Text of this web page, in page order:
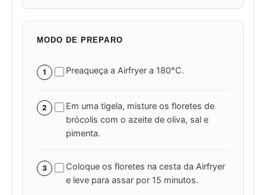
MODO DE PREPARO
1 Preaqueça a Airfryer a 180°C.
2
Em uma tigela, misture os floretes de
brócolis com o azeite de oliva, sal e
pimenta.
3
Coloque os floretes na cesta da Airfryer
e leve para assar por 15 minutos.